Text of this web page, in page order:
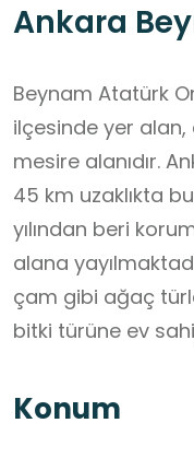
Ankara
Beynam Atatürk
ilçesinde yer
mesire alanıdır.
45 km uzaklıkta
yılından beri
alana
çam gibi ağaç
bitki türüne ev
Konum